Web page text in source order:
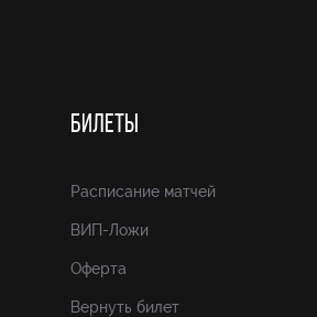
БИЛЕТЫ
Расписание матчей
ВИП-Ложи
Оферта
Вернуть билет